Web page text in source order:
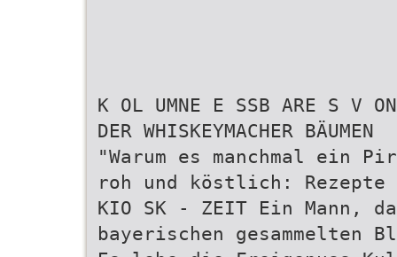
K OL UMNE E SSB ARE S V ON
DER WHISKEYMACHER BÄUMEN
"Warum es manchmal ein
roh und köstlich:
KIO SK - ZEIT Ein Mann,
bayerischen